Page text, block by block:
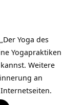
Yoga des
Yogapraktiken
Weitere
an